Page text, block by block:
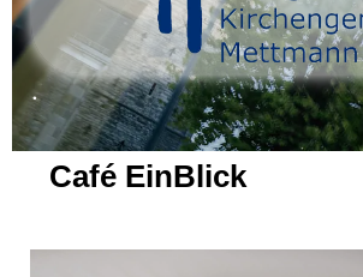
.
Café EinBlick